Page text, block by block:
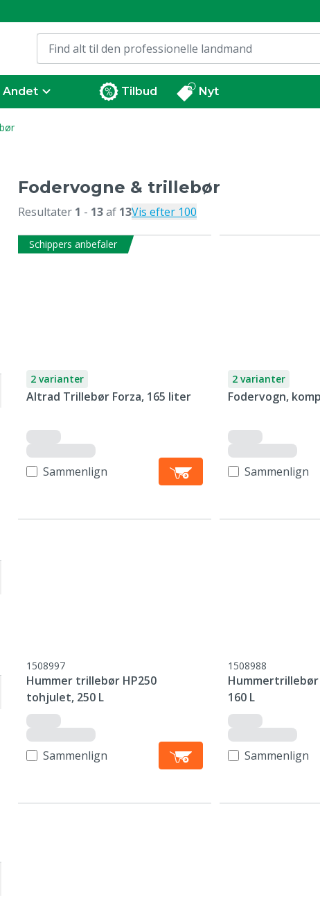
Andet Tilbud Nyt
Fodervogne & trillebør
Resultater 1 - 13af 13Vis efter 100
Schippers anbefaler
2 varianter
Altrad Trillebør Forza, 165 liter
Sammenlign
2 varianter
Fodervogn,
Sammenlign
1508997
Hummer trillebør HP250
tohjulet, 250 L
Sammenlign
1508988
160 L
Sammenlign